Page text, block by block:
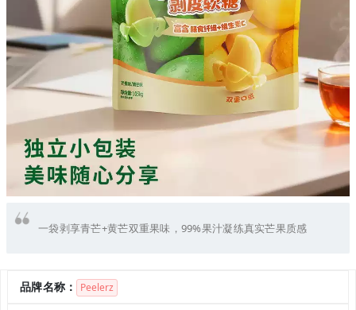
一袋剥享青芒+黄芒双重果味，99%果汁凝练真实芒果质感
品牌名称： Peelerz